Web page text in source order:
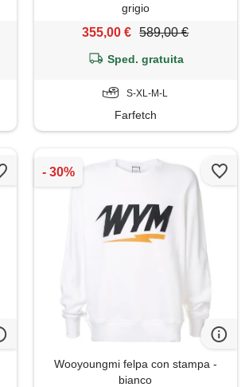
grigio
355,00 € 589,00 €
Sped. gratuita
S-XL-M-L
Farfetch
Wooyoungmi felpa con stampa -
bianco